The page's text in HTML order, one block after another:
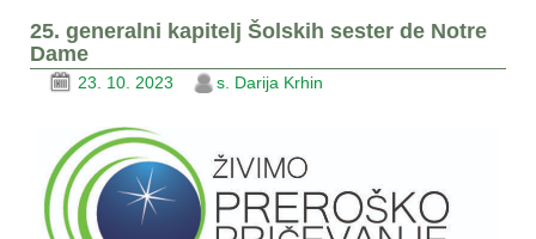
25. generalni kapitelj Šolskih sester de Notre
Dame
23. 10. 2023 s. Darija Krhin